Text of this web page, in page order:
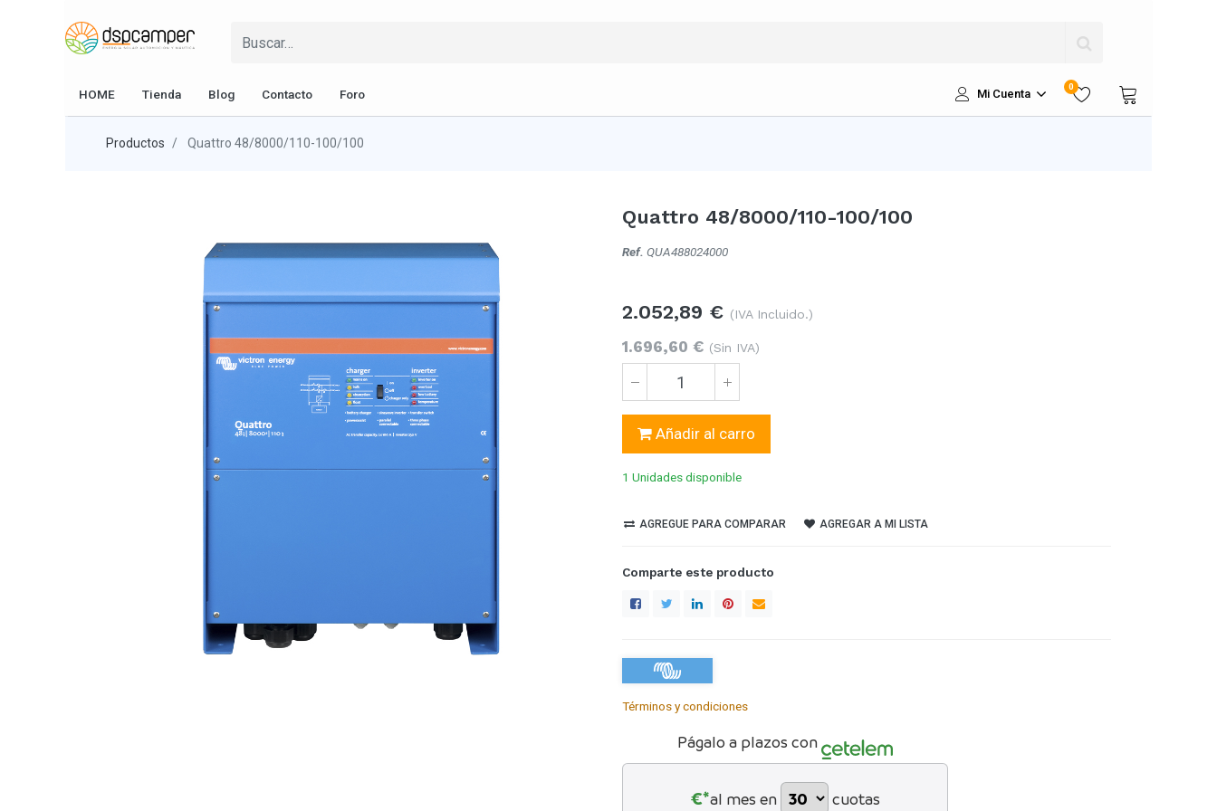
HOME Tienda Blog Contacto Foro Mi Cuenta
0
Productos Quattro 48/8000/110-100/100
Quattro 48/8000/110-100/100
Ref. QUA488024000
2.052,89 € (IVA Incluido.)
1.696,60 € (Sin IVA)
Añadir al carro
1 Unidadesdisponible
AGREGUE PARA COMPARAR AGREGAR A MI LISTA
Comparte este producto
Términos y condiciones
Págalo a plazos con
€*al mes en cuotas